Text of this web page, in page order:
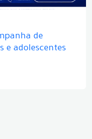
de
e adolescentes